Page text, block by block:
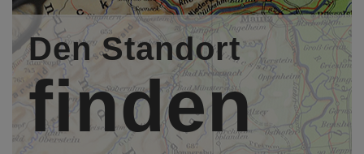
Architekt Dipl.-Ing. (FH) Dieter Hof, Architekten Naujack
Rind Hof GmbH, Koblenz,http://www.architekten-nrh.de
Architekt Dipl.-Ing. (FH) Sven Letschert, Planfaktur
Architekten BDA PartGmbB, Montabaur,
http://www.planfaktur.de
Mitarbeiter/in:
Bauingenieurin Dipl.-Ing. (FH) Nadine Bressler
Den Standort
finden